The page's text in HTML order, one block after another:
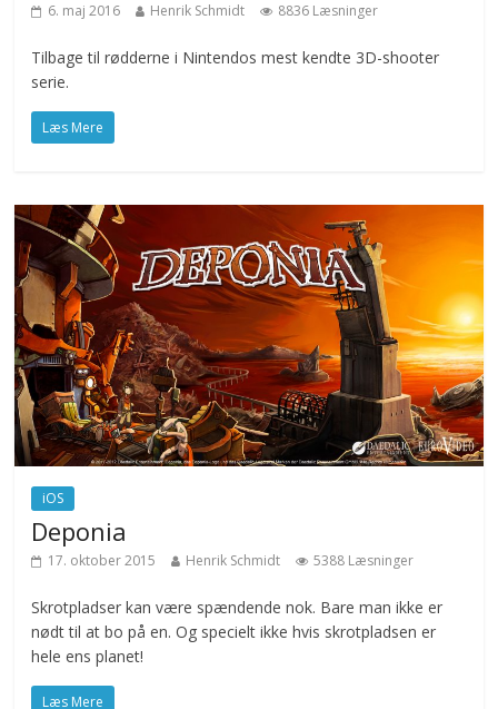
6. maj 2016 Henrik Schmidt 8836 Læsninger
Tilbage til rødderne i Nintendos mest kendte 3D-shooter
serie.
Læs Mere
iOS
Deponia
17. oktober 2015 Henrik Schmidt 5388 Læsninger
Skrotpladser kan være spændende nok. Bare man ikke er
nødt til at bo på en. Og specielt ikke hvis skrotpladsen er
hele ens planet!
Læs Mere